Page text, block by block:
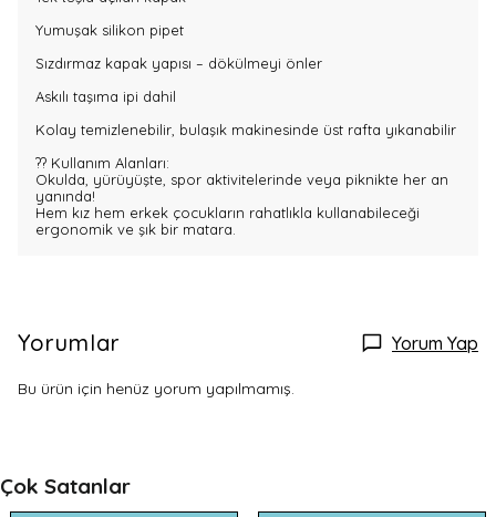
Yumuşak silikon pipet
Sızdırmaz kapak yapısı – dökülmeyi önler
Askılı taşıma ipi dahil
Kolay temizlenebilir, bulaşık makinesinde üst rafta yıkanabilir
?? Kullanım Alanları:
Okulda, yürüyüşte, spor aktivitelerinde veya piknikte her an
yanında!
Hem kız hem erkek çocukların rahatlıkla kullanabileceği
ergonomik ve şık bir matara.
Yorumlar Yorum Yap
Bu ürün için henüz yorum yapılmamış.
Çok Satanlar